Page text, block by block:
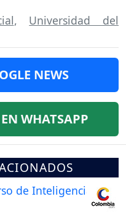
, Universidad del
NEWS
WHATSAPP